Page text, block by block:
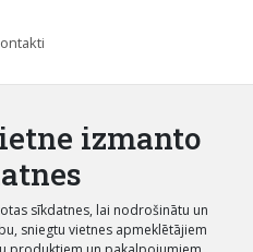
izmanto
sīkdatnes, lai nodrošinātu un
sniegtu vietnes apmeklētājiem